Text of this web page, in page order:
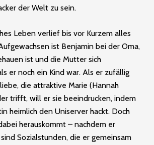
der Welt zu sein.
Leben verlief bis vor Kurzem alles
ist Benjamin bei der Oma,
ist und die Mutter sich
er noch ein Kind war. Als er zufällig
die attraktive Marie (Hannah
trifft, will er sie beeindrucken, indem
heimlich den Uniserver hackt. Doch
herauskommt – nachdem er
Sozialstunden, die er gemeinsam